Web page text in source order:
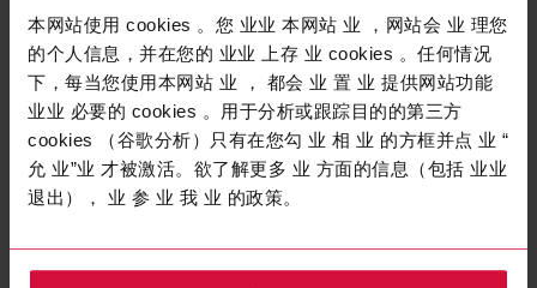
本网站使用 cookies 。您 业业 本网站 业 ，网站会 业 理您
的个人信息，并在您的 业业 上存 业 cookies 。任何情况
下，每当您使用本网站 业 ， 都会 业 置 业 提供网站功能
业业 必要的 cookies 。用于分析或跟踪目的的第三方
cookies （谷歌分析）只有在您勾 业 相 业 的方框并点 业 “
允 业”业 才被激活。欲了解更多 业 方面的信息（包括 业业
退出）， 业 参 业 我 业 的政策。
Raw material purchasing for Coroplast Tape
重要文件
在这里您可以下载所有相关文件。如果您有任何疑问，